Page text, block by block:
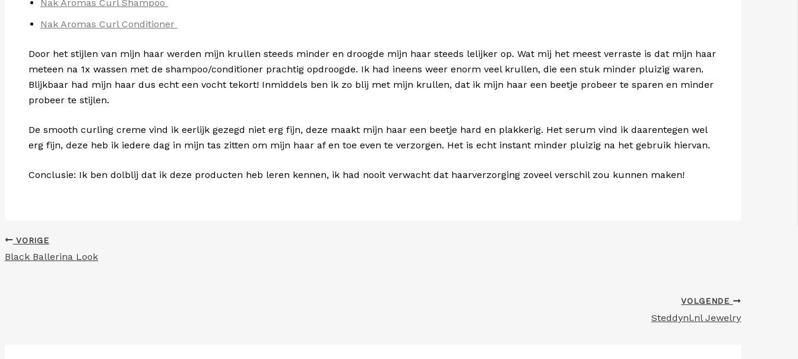
Nak Aromas Curl Shampoo
Nak Aromas Curl Conditioner
Door het stijlen van mijn haar werden mijn krullen steeds minder en droogde mijn haar steeds lelijker op. Wat mij het meest verraste is dat mijn haar
meteen na 1x wassen met de shampoo/conditioner prachtig opdroogde. Ik had ineens weer enorm veel krullen, die een stuk minder pluizig waren.
Blijkbaar had mijn haar dus echt een vocht tekort! Inmiddels ben ik zo blij met mijn krullen, dat ik mijn haar een beetje probeer te sparen en minder
probeer te stijlen.
De smooth curling creme vind ik eerlijk gezegd niet erg fijn, deze maakt mijn haar een beetje hard en plakkerig. Het serum vind ik daarentegen wel
erg fijn, deze heb ik iedere dag in mijn tas zitten om mijn haar af en toe even te verzorgen. Het is echt instant minder pluizig na het gebruik hiervan.
Conclusie: Ik ben dolblij dat ik deze producten heb leren kennen, ik had nooit verwacht dat haarverzorging zoveel verschil zou kunnen maken!
VORIGE
Black Ballerina Look
VOLGENDE
Steddynl.nl Jewelry